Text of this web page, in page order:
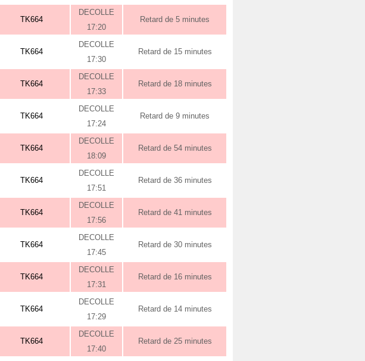
TK664
DECOLLE
17:20
Retard de 5 minutes
TK664
DECOLLE
17:30
Retard de 15 minutes
TK664
DECOLLE
17:33
Retard de 18 minutes
TK664
DECOLLE
17:24
Retard de 9 minutes
TK664
DECOLLE
18:09
Retard de 54 minutes
TK664
DECOLLE
17:51
Retard de 36 minutes
TK664
DECOLLE
17:56
Retard de 41 minutes
TK664
DECOLLE
17:45
Retard de 30 minutes
TK664
DECOLLE
17:31
Retard de 16 minutes
TK664
DECOLLE
17:29
Retard de 14 minutes
TK664
DECOLLE
17:40
Retard de 25 minutes